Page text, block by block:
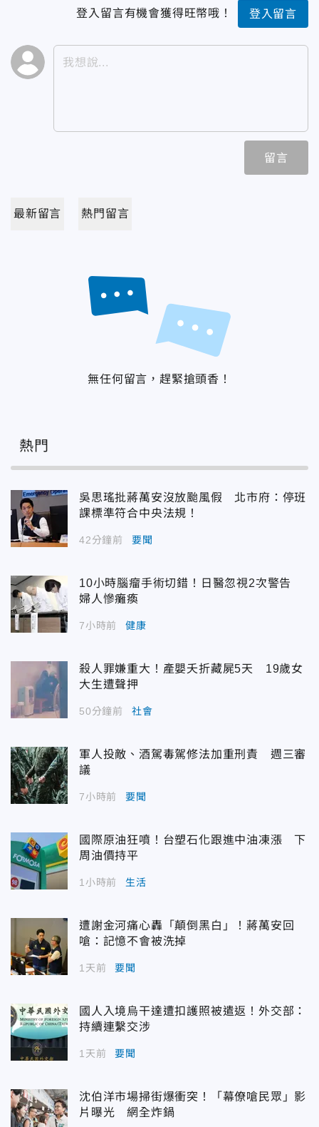
登入留言有機會獲得旺幣哦！ 登入留言
留言
最新留言 熱門留言
無任何留言，趕緊搶頭香！
熱門
吳思瑤批蔣萬安沒放颱風假 北市府：停班
課標準符合中央法規！
42分鐘前 要聞
10小時腦瘤手術切錯！日醫忽視2次警告
婦人慘癱瘓
7小時前 健康
殺人罪嫌重大！產嬰夭折藏屍5天 19歲女
大生遭聲押
50分鐘前 社會
軍人投敵、酒駕毒駕修法加重刑責 週三審
議
7小時前 要聞
國際原油狂噴！台塑石化跟進中油凍漲 下
周油價持平
1小時前 生活
遭謝金河痛心轟「顛倒黑白」！蔣萬安回
嗆：記憶不會被洗掉
1天前 要聞
國人入境烏干達遭扣護照被遣返！外交部：
持續連繫交涉
1天前 要聞
沈伯洋市場掃街爆衝突！「幕僚嗆民眾」影
片曝光 網全炸鍋